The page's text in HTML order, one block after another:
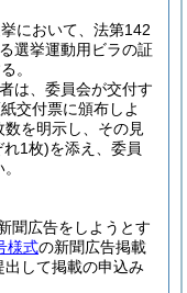
において、法第142
選挙運動用ビラの証
。
は、委員会が交付す
交付票に頒布しよ
を明示し、その見
れ1枚)を添え、委員
聞広告をしようとす
様式の新聞広告掲載
して掲載の申込み